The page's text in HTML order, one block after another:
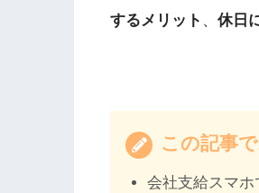
するメリット 、 休日
この記事
会社支給スマホ